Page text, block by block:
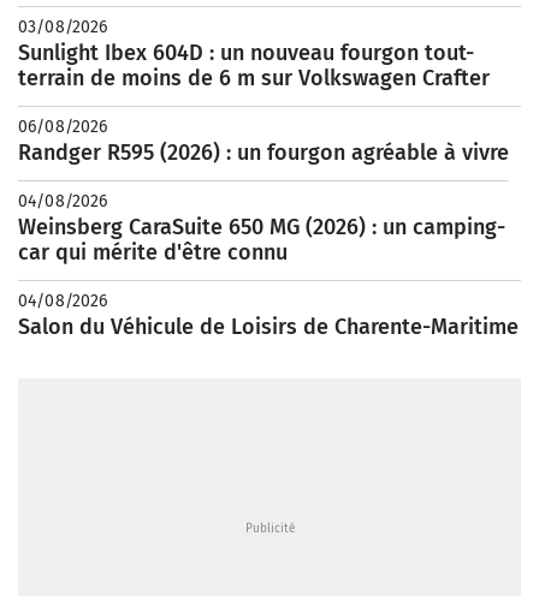
03/08/2026
Sunlight Ibex 604D : un nouveau fourgon tout-
terrain de moins de 6 m sur Volkswagen Crafter
06/08/2026
Randger R595 (2026) : un fourgon agréable à vivre
04/08/2026
Weinsberg CaraSuite 650 MG (2026) : un camping-
car qui mérite d'être connu
04/08/2026
Salon du Véhicule de Loisirs de Charente-Maritime